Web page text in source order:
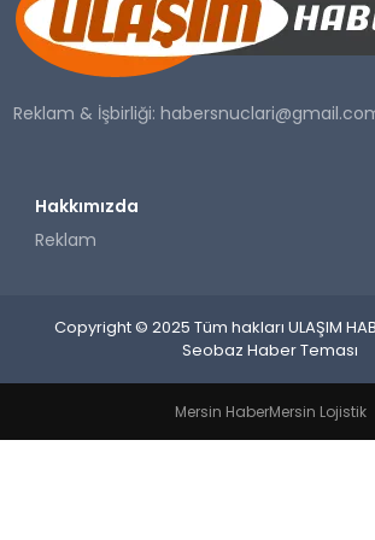
SAĞLIK
YAŞAM
Reklam & İşbirliği:
Hakkımızda
Reklam
Copyright © 2025 Tüm hakları ULAŞIM
Seobaz Haber Teması
Mersin HaberMersin Lojistik